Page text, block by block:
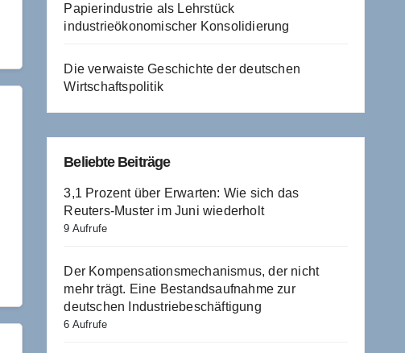
Papierindustrie als Lehrstück
industrieökonomischer Konsolidierung
Die verwaiste Geschichte der deutschen
Wirtschaftspolitik
Beliebte Beiträge
3,1 Prozent über Erwarten: Wie sich das
Reuters-Muster im Juni wiederholt
9 Aufrufe
Der Kompensationsmechanismus, der nicht
mehr trägt. Eine Bestandsaufnahme zur
deutschen Industriebeschäftigung
6 Aufrufe